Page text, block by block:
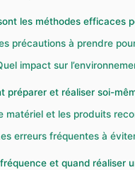
les méthodes efficaces
précautions à prendre
impact sur
préparer et réaliser soi-
matériel et les produits
erreurs fréquentes à
et quand réaliser